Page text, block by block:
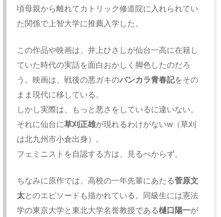
頃母親から離れてカトリック修道院に入れられてい
た関係で上智大学に推薦入学した。
この作品や映画は、井上ひさしが仙台一高に在籍し
ていた時代の実話を面白おかしく脚色したのだろ
う。映画は、戦後の悪ガキのバンカラ青春記をその
まま現代に移している。
しかし実際は、もっと悪さをしているに違いない。
それに仙台に草刈正雄が現れるわけがないw（草刈
は北九州市小倉出身）。
フェミニストを自認する方は、見るべからず。
ちなみに原作では、高校の一年先輩にあたる菅原文
太とのエピソードも描かれている。同級生には憲法
学の東京大学と東北大学名誉教授である樋口陽一が